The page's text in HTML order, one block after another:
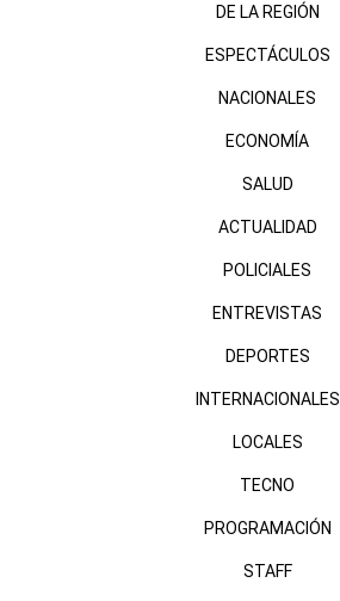
DE LA REGIÓN
ESPECTÁCULOS
NACIONALES
ECONOMÍA
SALUD
ACTUALIDAD
POLICIALES
ENTREVISTAS
DEPORTES
INTERNACIONALES
LOCALES
TECNO
PROGRAMACIÓN
STAFF